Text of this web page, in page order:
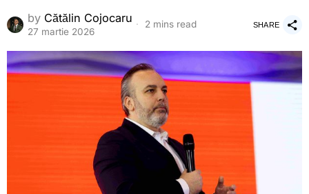
by Cătălin Cojocaru
27 martie 2026
2 mins read SHARE